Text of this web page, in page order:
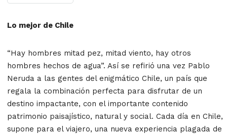
Lo mejor de Chile
“Hay hombres mitad pez, mitad viento, hay otros
hombres hechos de agua”. Así se refirió una vez Pablo
Neruda a las gentes del enigmático Chile, un país que
regala la combinación perfecta para disfrutar de un
destino impactante, con el importante contenido
patrimonio paisajístico, natural y social. Cada día en Chile,
supone para el viajero, una nueva experiencia plagada de